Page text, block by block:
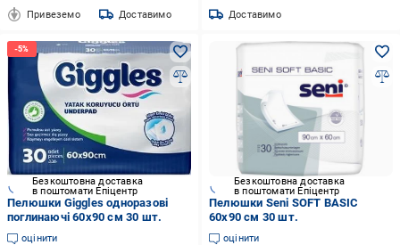
Привеземо Доставимо Доставимо
Безкоштовна доставка
в поштомати Епіцентр
Пелюшки Giggles одноразові
поглинаючі 60х90 см 30 шт.
оцінити
Безкоштовна доставка
в поштомати Епіцентр
Пелюшки Seni SOFT BASIC
60x90 см 30 шт.
оцінити